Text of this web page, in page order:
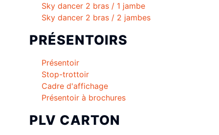
Sky dancer 2 bras / 1 jambe
Sky dancer 2 bras / 2 jambes
PRÉSENTOIRS
Présentoir
Stop-trottoir
Cadre d'affichage
Présentoir à brochures
PLV CARTON